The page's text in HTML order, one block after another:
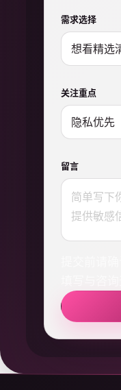
需求选择
关注重点
留言